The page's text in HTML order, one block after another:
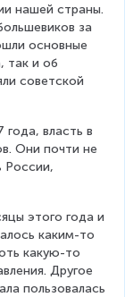
нашей страны.
за
основные
так и об
советской
года, власть в
Они почти не
России,
этого года и
каким-то
какую-то
Другое
пользовалась